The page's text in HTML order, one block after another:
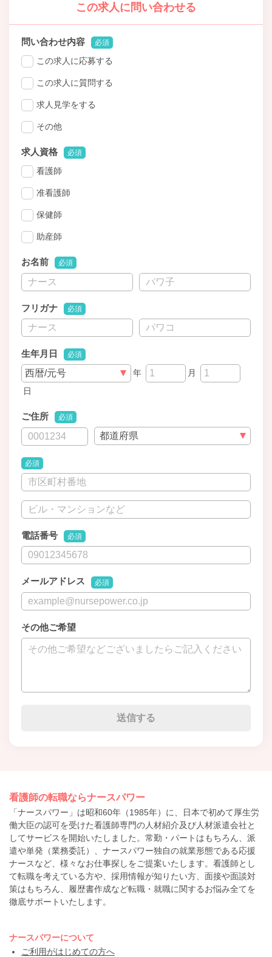
この求人に問い合わせる
問い合わせ内容 必須
この求人に応募する
この求人に質問する
求人見学をする
その他
求人資格 必須
看護師
准看護師
保健師
助産師
お名前 必須
フリガナ 必須
生年月日 必須
年
月
日
ご住所 必須
必須
電話番号 必須
メールアドレス 必須
その他ご希望
看護師の転職ならナースパワー
「ナースパワー」は昭和60年（1985年）に、日本で初めて厚生労
働大臣の認可を受けた看護師専門の人材紹介及び人材派遣会社と
してサービスを開始いたしました。常勤・パートはもちろん、派
遣や単発（業務委託）、ナースパワー独自の就業形態である応援
ナースなど、様々なお仕事探しをご提案いたします。看護師とし
て転職を考えている方や、採用情報が知りたい方、面接や面談対
策はもちろん、履歴書作成など転職・就職に関するお悩み全てを
徹底サポートいたします。
ナースパワーについて
ご利用がはじめての方へ